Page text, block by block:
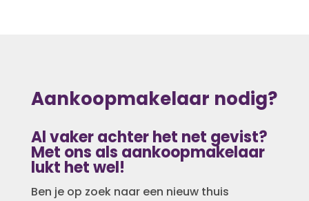
Aankoopmakelaar nodig?
Al vaker achter het net gevist?
Met ons als aankoopmakelaar
lukt het wel!
Ben je op zoek naar een nieuw thuis